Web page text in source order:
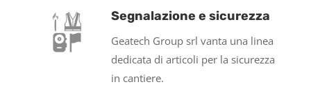
Segnalazione e sicurezza
Geatech Group srl vanta una linea
dedicata di articoli per la sicurezza
in cantiere.